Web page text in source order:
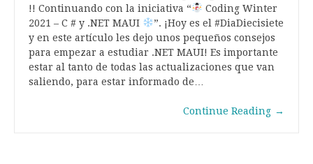
!! Continuando con la iniciativa “
Coding Winter
2021 – C # y .NET MAUI
”. ¡Hoy es el #DiaDiecisiete
y en este artículo les dejo unos pequeños consejos
para empezar a estudiar .NET MAUI! Es importante
estar al tanto de todas las actualizaciones que van
saliendo, para estar informado de…
Continue Reading →